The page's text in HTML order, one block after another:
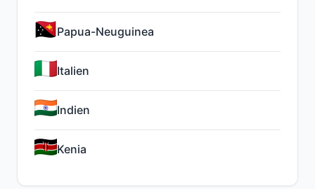
Papua-Neuguinea
Italien
Indien
Kenia